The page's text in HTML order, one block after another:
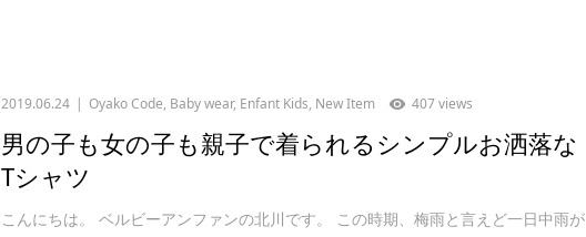
2019.06.24 Oyako Code, Baby wear, Enfant Kids, New Item 407 views
男の子も女の子も親子で着られるシンプルお洒落な
Tシャツ
こんにちは。 ベルビーアンファンの北川です。 この時期、梅雨と言えど一日中雨が